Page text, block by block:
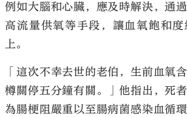
例如大腦和心臟，應及時解決，通過
高流量供氧等手段，讓血氧飽和
上。
「這次不幸去世的老伯，生前血氧
樽關停五分鐘有關。」他指出，死
為腸梗阻嚴重以至腸病菌感染血循